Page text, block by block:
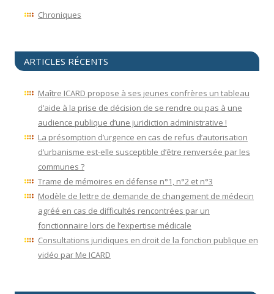
Chroniques
ARTICLES RÉCENTS
Maître ICARD propose à ses jeunes confrères un tableau
d’aide à la prise de décision de se rendre ou pas à une
audience publique d’une juridiction administrative !
La présomption d’urgence en cas de refus d’autorisation
d’urbanisme est-elle susceptible d’être renversée par les
communes ?
Trame de mémoires en défense n°1, n°2 et n°3
Modèle de lettre de demande de changement de médecin
agréé en cas de difficultés rencontrées par un
fonctionnaire lors de l’expertise médicale
Consultations juridiques en droit de la fonction publique en
vidéo par Me ICARD